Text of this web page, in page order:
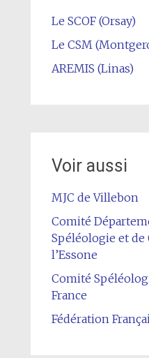
Le SCOF (Orsay)
Le CSM
AREMIS (Linas)
Voir aussi
MJC de Villebon
Comité
Spéléologie et de
l’Essone
Comité
France
Fédération